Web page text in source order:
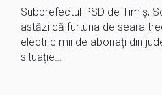
Subprefectul PSD de Timiș,
astăzi că furtuna de seara
electric mii de abonați din
situație…